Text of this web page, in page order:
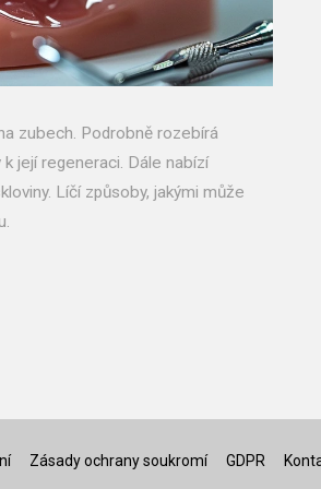
zubech. Podrobně rozebírá
její regeneraci. Dále nabízí
Líčí způsoby, jakými může
Zásady ochrany soukromí GDPR